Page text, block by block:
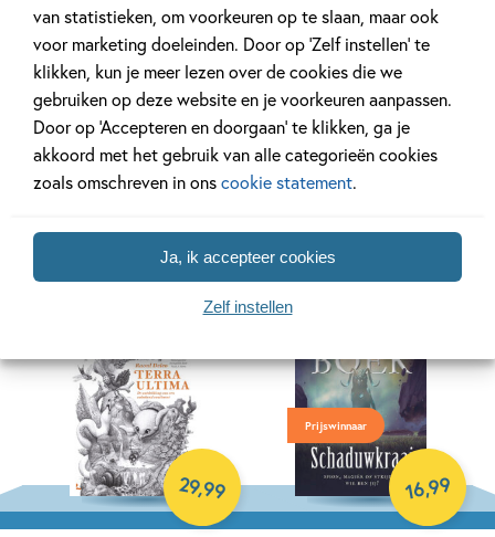
van statistieken, om voorkeuren op te slaan, maar ook
voor marketing doeleinden. Door op ‘Zelf instellen’ te
klikken, kun je meer lezen over de cookies die we
gebruiken op deze website en je voorkeuren aanpassen.
Door op ‘Accepteren en doorgaan’ te klikken, ga je
akkoord met het gebruik van alle categorieën cookies
zoals omschreven in onscookie statement.
Ja, ik accepteer cookies
Zelf instellen
Minecraft 3 –
Minecraft – De strip
, 99
Oeps, ik ben alien!
Lou Treleaven, James
15
29,99
Prijswinnaar
16,99